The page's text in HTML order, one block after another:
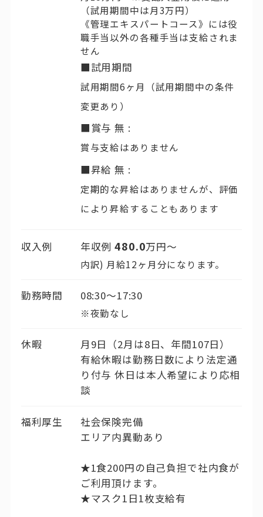
（試用期間中は月3万円）
《管理エキスパートコース》には役
職手当以外の各種手当は支給されま
せん
■試用期間
試用期間6ヶ月（試用期間中の条件
変更あり）
■賞与 無 :
賞与支給はありません
■昇給 無 :
定期的な昇給はありませんが、評価
により昇給することもあります
収入例 年収例480.0万円〜
内訳) 月給12ヶ月分になります。
勤務時間 08:30〜17:30
※夜勤なし
休暇
月9日（2月は8日、年間107日）
有給休暇は勤務日数により法定通
り付与 休日は本人希望により応相
談
福利厚生
社会保険完備
エリア内異動あり
★1食200円の自己負担で社内食が
ご利用頂けます。
★マスク1日1枚支給有